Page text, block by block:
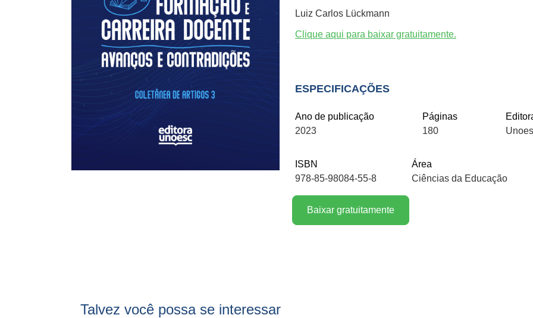
Luiz Carlos Lückmann
Clique aqui para baixar gratuitamente.
ESPECIFICAÇÕES
Ano de publicação
2023
Páginas
180
ISBN
978-85-98084-55-8
Área
Ciências da Educação
Baixar gratuitamente
Talvez você possa se interessar